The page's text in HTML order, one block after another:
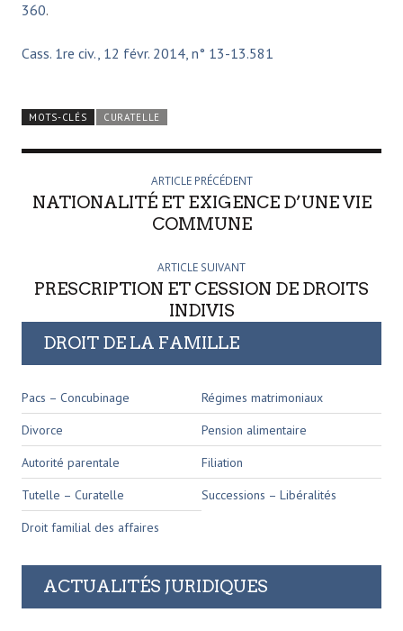
360.
Cass. 1re civ., 12 févr. 2014, n° 13-13.581
MOTS-CLÉS CURATELLE
ARTICLE PRÉCÉDENT
NATIONALITÉ ET EXIGENCE D’UNE VIE
COMMUNE
ARTICLE SUIVANT
PRESCRIPTION ET CESSION DE DROITS
INDIVIS
DROIT DE LA FAMILLE
Pacs – Concubinage
Régimes matrimoniaux
Divorce
Pension alimentaire
Autorité parentale
Filiation
Tutelle – Curatelle
Successions – Libéralités
Droit familial des affaires
ACTUALITÉS JURIDIQUES